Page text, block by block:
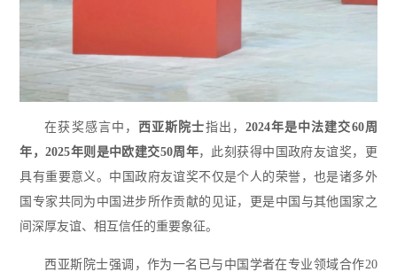
在获奖感言中， 西亚斯院士指出， 2024年是中法建交60周
年，2025年则是中欧建交50周年，此刻获得中国政府友谊奖，更
具有重要意义。中国政府友谊奖不仅是个人的荣誉，也是诸多外
国专家共同为中国进步所作贡献的见证，更是中国与其他国家之
间深厚友谊、相互信任的重要象征。
西亚斯院士强调，作为一名已与中国学者在专业领域合作20